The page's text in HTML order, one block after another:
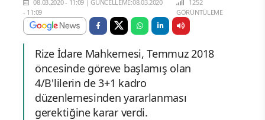
08.03.2020 - 11:09 |GÜNCELLEME:08.03.2020
- 11:09
1252
GÖRÜNTÜLEME
Rize İdare Mahkemesi, Temmuz 2018
öncesinde göreve başlamış olan
4/B'lilerin de 3+1 kadro
düzenlemesinden yararlanması
gerektiğine karar verdi.